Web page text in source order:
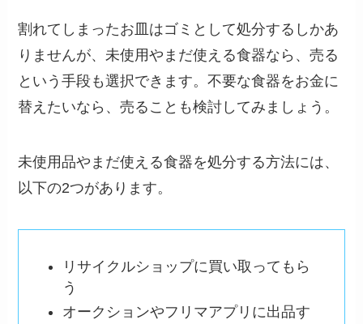
割れてしまったお皿はゴミとして処分するしかあ
りませんが、未使用やまだ使える食器なら、売る
という手段も選択できます。不要な食器をお金に
替えたいなら、売ることも検討してみましょう。
未使用品やまだ使える食器を処分する方法には、
以下の2つがあります。
リサイクルショップに買い取ってもら
う
オークションやフリマアプリに出品す